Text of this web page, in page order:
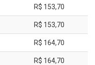
R$ 153,70
R$ 153,70
R$ 164,70
R$ 164,70